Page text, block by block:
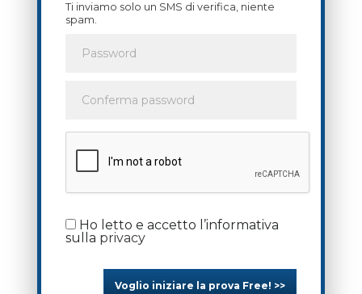
Ti inviamo solo un SMS di verifica, niente
spam.
Ho letto e accetto l’informativa
sulla privacy
Voglio iniziare la prova Free! >>